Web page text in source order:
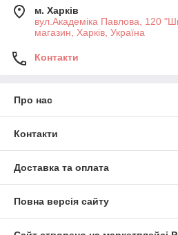
м. Харків
вул.Академіка Павлова, 120
магазин, Харків, Україна
Контакти
Про нас
Контакти
Доставка та оплата
Повна версія сайту